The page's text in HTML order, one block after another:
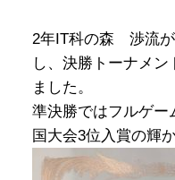
2年IT科の森 渉流が
し、決勝トーナメン
ました。
準決勝ではフルゲー
国大会3位入賞の輝